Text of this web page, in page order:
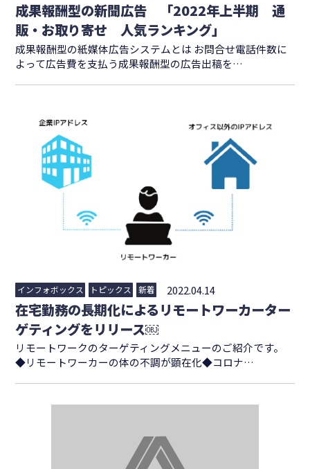
成果報酬型の新聞広告 「2022年上半期 通
販・お取り寄せ 人気ランキング」
成果報酬型の紙媒体広告システムとは お問合せ電話件数に
よって広告費を支払う成果報酬型の広告出稿を…
インフォボックス トピックス 新着 2022.04.14
在宅勤務の長期化によるリモートワーカーター
ゲティングをリリース￼
リモートワークのターゲティングメニューのご紹介です。
◆リモートワーカーの体の不調が顕在化◆コロナ…